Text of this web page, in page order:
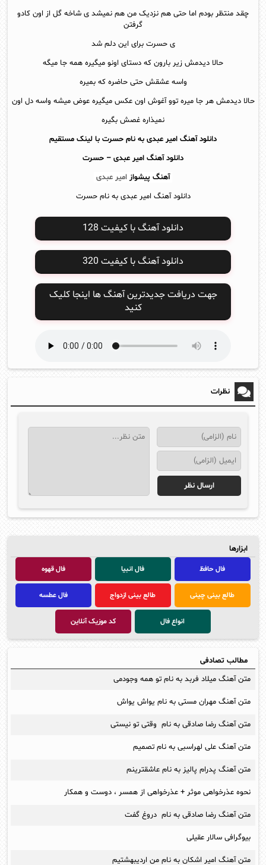
چقد منتظر بودم اما حتی هم نزدیک من هم نمیشد ی شاخه گل از اون کادو
گرفتن
ی حسرت برای این دلم شد
حالا دیدمش زیر بارون که دستای اونو میگیره همه جا میگه
واسه عشقش حتی حاضره که بمیره
حالا دیدمش هر جا میره توو آغوش اون عکس میگیره عوض میشه واسه دل اون
نمیذاره غصش بگیره
دانلود آهنگ امیر عبدی به نام حسرت با لینک مستقیم
دانلود آهنگ امیر عبدی – حسرت
آهنگ پیشواز امیر عبدی
دانلود آهنگ امیر عبدی به نام حسرت
دانلود آهنگ با کیفیت 128
دانلود آهنگ با کیفیت 320
جهت دریافت جدیدترین آهنگ ها اینجا کلیک
کنید
نظرات
ابزارها
فال حافظ فال انبیا فال قهوه
طالع بینی چینی طالع بینی ازدواج فال عطسه
انواع فال کد موزیک آنلاین
مطالب تصادفی
متن آهنگ میلاد فربد به نام تو همه وجودمی
متن آهنگ مهران مستی به نام یواش یواش
متن آهنگ رضا صادقی به نام وقتی تو نیستی
متن آهنگ علی لهراسبی به نام تصمیم
متن آهنگ پدرام پالیز به نام عاشقترینم
نحوه عذرخواهی موثر + عذرخواهی از همسر ، دوست و همکار
متن آهنگ رضا صادقی به نام دروغ گفت
بیوگرافی سالار عقیلی
متن آهنگ امیر اشکان به نام من اردیبهشتیم